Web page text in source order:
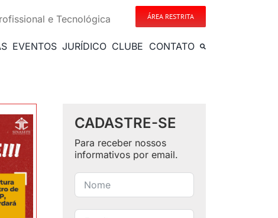
e Tecnológica ÁREA RESTRITA
EVENTOS JURÍDICO CLUBE CONTATO
CADASTRE-SE
Para receber nossos
informativos por email.